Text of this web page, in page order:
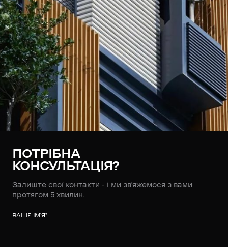
ПОТРІБНА
КОНСУЛЬТАЦІЯ?
Залиште свої контакти - і ми зв’яжемося з вами
протягом 5 хвилин.
ВАШЕ ІМ’Я*